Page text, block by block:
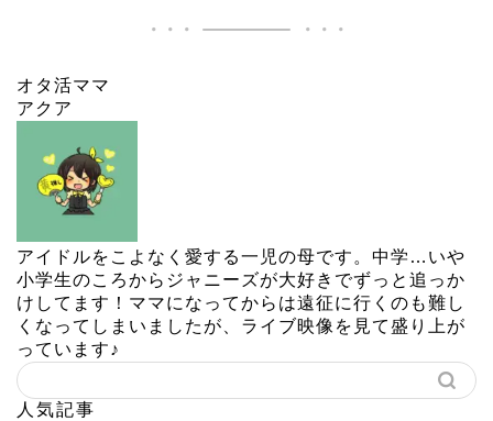
オタ活ママ
アクア
アイドルをこよなく愛する一児の母です。中学…いや
小学生のころからジャニーズが大好きでずっと追っか
けしてます！ママになってからは遠征に行くのも難し
くなってしまいましたが、ライブ映像を見て盛り上が
っています♪
人気記事